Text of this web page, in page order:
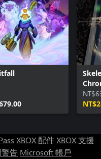
戰鬥遭遇
的 NPC 與任務線
其中包含精緻的細節
合來打造你自己的戰鬥
-
XBOX 配件XBOX 支援
告 Microsoft 帳戶